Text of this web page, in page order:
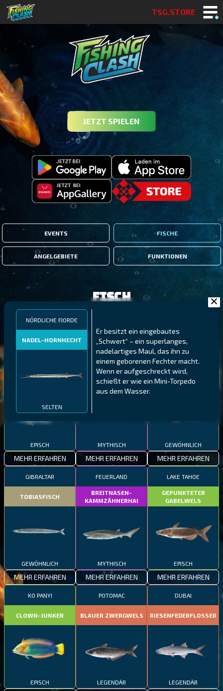
TSG.STORE
JETZT SPIELEN
EVENTS FISCHE
ANGELGEBIETE FUNKTIONEN
NÖRDLICHE FJORDE
NADEL-HORNHECHT
SELTEN
Er besitzt ein eingebautes
„Schwert“ – ein superlanges,
nadelartiges Maul, das ihn zu
einem geborenen Fechter macht.
Wenn er aufgeschreckt wird,
schießt er wie ein Mini-Torpedo
aus dem Wasser.
Fisch
GESTRECKTER
EPISCH
MEHR ERFAHREN
NÖRDLICHE FJORDE
ATLANTISCHER LENG
MYTHISCH
MEHR ERFAHREN
GALAPAGOS-INSELN
MEXIKANISCHER
SCHWEINSLIPPFISCH
GEWÖHNLICH
MEHR ERFAHREN
GIBRALTAR
TOBIASFISCH
GEWÖHNLICH
MEHR ERFAHREN
FEUERLAND
BREITNASEN-
KAMMZÄHNERHAI
MYTHISCH
MEHR ERFAHREN
LAKE TAHOE
GEPUNKTETER
GABELWELS
EPISCH
MEHR ERFAHREN
KO PANYI
CLOWN-JUNKER
EPISCH
POTOMAC
BLAUER ZWERGWELS
LEGENDÄR
DUBAI
RIESENFEDERFLOSSER
LEGENDÄR